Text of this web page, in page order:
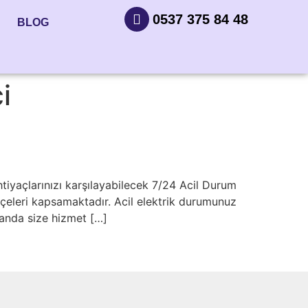
BLOG 0537 375 84 48
karşılayabilecek 7/24 Acil Durum
kapsamaktadır. Acil elektrik durumunuz
size hizmet […]